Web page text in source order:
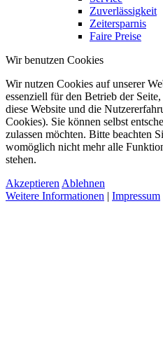
Zuverlässigkeit
Zeitersparnis
Faire Preise
Wir benutzen Cookies
Wir nutzen Cookies auf unserer
essenziell für den Betrieb der
diese Website und die
Cookies). Sie können selbst
zulassen möchten. Bitte beachten
womöglich nicht mehr alle
stehen.
Akzeptieren Ablehnen
Weitere Informationen | Impressum